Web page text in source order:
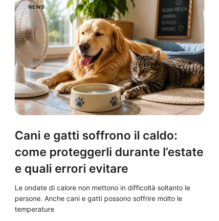
NEWS
Cani e gatti soffrono il caldo:
come proteggerli durante l’estate
e quali errori evitare
Le ondate di calore non mettono in difficoltà soltanto le
persone. Anche cani e gatti possono soffrire molto le
temperature